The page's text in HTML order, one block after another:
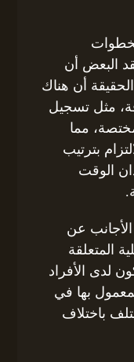
البعض أن
أن هناك
مثل تسجيل
مما
بترتيب
الوقت
عن
المتعلقة
لدى الأفراد
بها في
باختلاف